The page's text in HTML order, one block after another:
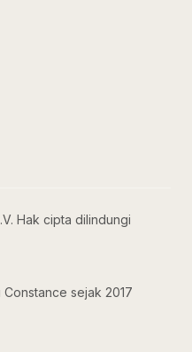
Hak cipta dilindungi
sejak 2017